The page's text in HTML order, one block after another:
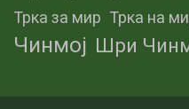
Трка за мир Трка на
Чинмој Шри